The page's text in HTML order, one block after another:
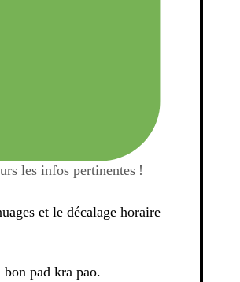
les infos pertinentes !
et le décalage horaire
bon pad kra pao.